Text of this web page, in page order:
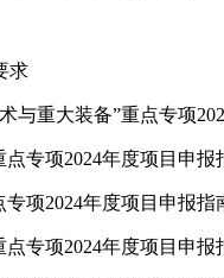
求
与重大装备”重点专项
点专项2024年度项目申报
专项2024年度项目申报指
点专项2024年度项目申报